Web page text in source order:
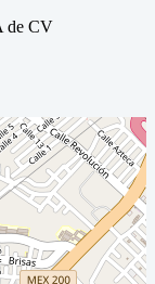
de CV